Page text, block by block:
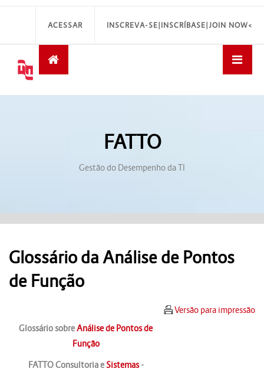
INSCREVA-SE|INSCRÍBASE|JOIN NOW<
ACESSAR
FATTO
Gestão do Desempenho da TI
Glossário da Análise de Pontos
de Função
Versão para impressão
Glossário sobreAnálise de Pontos de
Função
FATTO Consultoria e Sistemas-